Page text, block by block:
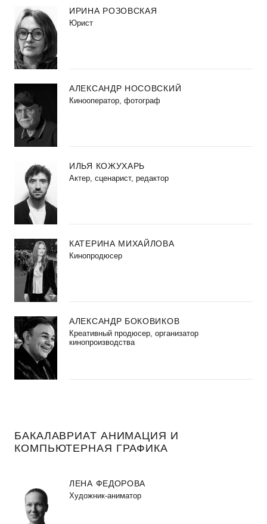
ИРИНА РОЗОВСКАЯ
Юрист
АЛЕКСАНДР НОСОВСКИЙ
Кинооператор, фотограф
ИЛЬЯ КОЖУХАРЬ
Актер, сценарист, редактор
КАТЕРИНА МИХАЙЛОВА
Кинопродюсер
АЛЕКСАНДР БОКОВИКОВ
Креативный продюсер, организатор
кинопроизводства
БАКАЛАВРИАТ АНИМАЦИЯ И
КОМПЬЮТЕРНАЯ ГРАФИКА
ЛЕНА ФЕДОРОВА
Художник-аниматор